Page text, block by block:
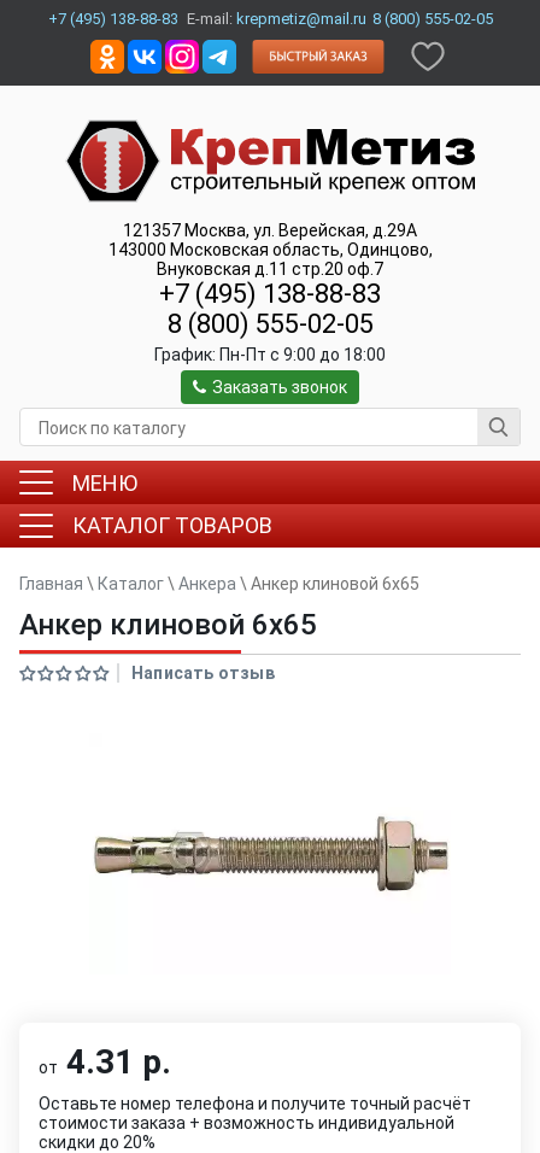
+7 (495) 138-88-83 E-mail: krepmetiz@mail.ru 8 (800) 555-02-05
121357 Москва, ул. Верейская, д.29А
143000 Московская область, Одинцово,
Внуковская д.11 стр.20 оф.7
+7 (495) 138-88-83
8 (800) 555-02-05
График: Пн-Пт c 9:00 до 18:00
Заказать звонок
МЕНЮ
КАТАЛОГ ТОВАРОВ
Главная \ Каталог\ Анкера \ Анкер клиновой 6x65
Анкер клиновой 6x65
Написать отзыв
от 4.31 р.
Оставьте номер телефона и получите точный расчёт
стоимости заказа + возможность индивидуальной
скидки до 20%